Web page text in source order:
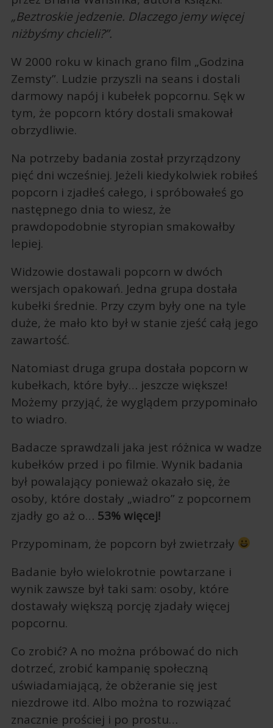
„Beztroskie jedzenie. Dlaczego jemy więcej
niżbyśmy chcieli?”.
W 2000 roku w kinach grano film „Godzina
Zemsty”. Ludzie przyszli na seans i dostali
darmowy napój i kubełek popcornu. Sęk w
tym, że popcorn który dostali smakował
obrzydliwie.
Na potrzeby badania został przyrządzony
pięć dni wcześniej. Jeżeli kiedykolwiek robiłeś
popcorn i zjadłeś całego, i spróbowałeś go
następnego dnia to wiesz, że
prawdopodobnie styropian smakowałby
lepiej.
Widzowie dostawali popcorn w dwóch
wersjach opakowań. Jedna grupa dostała
kubełki średnie. Przy czym były one na tyle
duże, że mało kto był w stanie zjeść całą jego
zawartość.
Natomiast druga grupa dostała popcorn w
kubełkach, które były… jeszcze większe!
Możemy przyjąć, że wyglądem przypominało
to wiadro.
Badacze sprawdzali jaka jest różnica w wadze
kubełków przed i po filmie. Wynik badania
był powalający ponieważ okazało się, że
osoby, które dostały „wiadro” z popcornem
zjadły go aż o… 53% więcej!
Przypominam, że popcorn był zwietrzały
Badanie było wielokrotnie powtarzane i
wynik zawsze był taki sam: osoby, które
dostawały większą porcję zjadały więcej
popcornu.
Co zrobić? A no można próbować do nich
dotrzeć, zrobić kampanię społeczną
uświadamiającą, że obżeranie się jest
niezdrowe itd. Albo można to rozwiązać
znacznie prościej i po prostu…